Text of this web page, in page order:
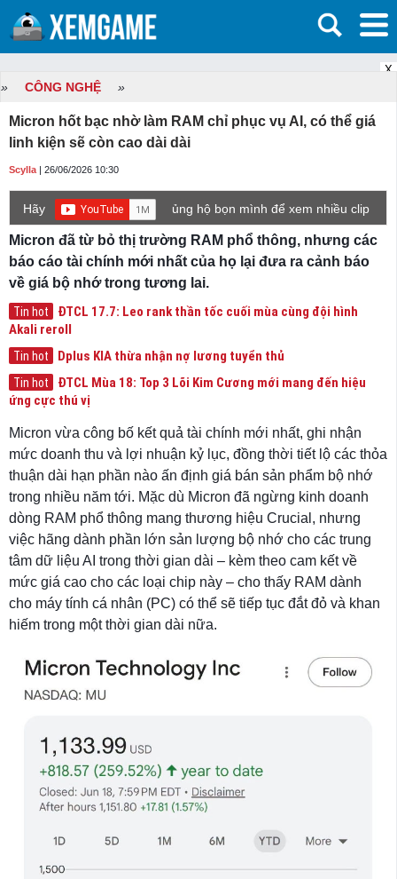
X
» CÔNG NGHỆ »
Micron hốt bạc nhờ làm RAM chỉ phục vụ AI, có thể giá
linh kiện sẽ còn cao dài dài
Scylla | 26/06/2026 10:30
Hãy
ủng hộ bọn mình để xem nhiều clip
game mới hơn nhé!
Micron đã từ bỏ thị trường RAM phổ thông, nhưng các
báo cáo tài chính mới nhất của họ lại đưa ra cảnh báo
về giá bộ nhớ trong tương lai.
Tin hot
ĐTCL 17.7: Leo rank thần tốc cuối mùa cùng đội hình
Akali reroll
Tin hot Dplus KIA thừa nhận nợ lương tuyển thủ
Tin hot
ĐTCL Mùa 18: Top 3 Lõi Kim Cương mới mang đến hiệu
ứng cực thú vị
Micron vừa công bố kết quả tài chính mới nhất, ghi nhận
mức doanh thu và lợi nhuận kỷ lục, đồng thời tiết lộ các thỏa
thuận dài hạn phần nào ấn định giá bán sản phẩm bộ nhớ
trong nhiều năm tới. Mặc dù Micron đã ngừng kinh doanh
dòng RAM phổ thông mang thương hiệu Crucial, nhưng
việc hãng dành phần lớn sản lượng bộ nhớ cho các trung
tâm dữ liệu AI trong thời gian dài – kèm theo cam kết về
mức giá cao cho các loại chip này – cho thấy RAM dành
cho máy tính cá nhân (PC) có thể sẽ tiếp tục đắt đỏ và khan
hiếm trong một thời gian dài nữa.